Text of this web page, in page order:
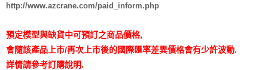
http://www.azcrane.com/paid_inform.php
預定模型與缺貨中可預訂之商品價格,
會隨該產品上市/再次上市後的國際匯率差異價格會有少許波動.
詳情請參考訂購說明.